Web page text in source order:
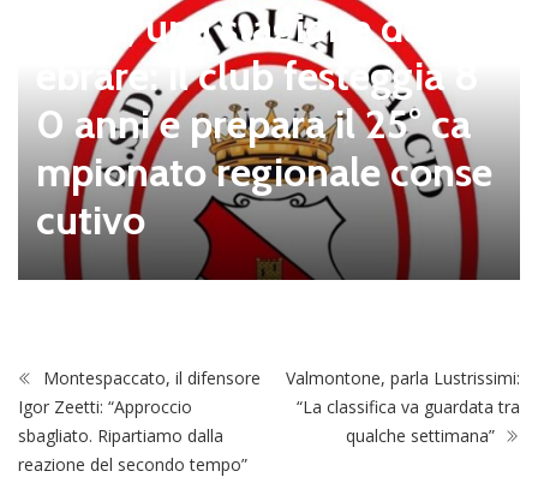
Tolfa, una stagione da cel
ebrare: il club festeggia 8
0 anni e prepara il 25° ca
mpionato regionale conse
cutivo
Montespaccato, il difensore
Igor Zeetti: “Approccio
sbagliato. Ripartiamo dalla
reazione del secondo tempo”
Valmontone, parla Lustrissimi:
“La classifica va guardata tra
qualche settimana”